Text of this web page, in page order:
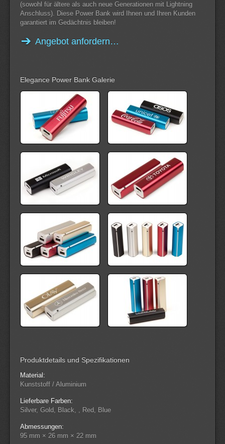
(sowohl für ältere als auch neue Generationen mit Lightning
Anschluss). Diese Power Bank wird Ihnen und Ihren Kunden
garantiert im Gedächtnis bleiben!
Angebot anfordern…
Elegance Power Bank Galerie
Produktdetails und Spezifikationen
Material:
Kunststoff / Aluminium
Lieferbare Farben:
Silver, Gold, Black, , Red, Blue
Abmessungen:
95 mm × 26 mm × 22 mm